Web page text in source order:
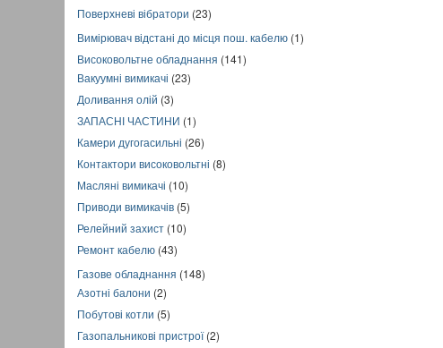
Поверхневі вібратори (23)
Вимірювач відстані до місця пош. кабелю (1)
Високовольтне обладнання (141)
Вакуумні вимикачі (23)
Доливання олій (3)
ЗАПАСНІ ЧАСТИНИ (1)
Камери дугогасильні (26)
Контактори високовольтні (8)
Масляні вимикачі (10)
Приводи вимикачів (5)
Релейний захист (10)
Ремонт кабелю (43)
Газове обладнання (148)
Азотні балони (2)
Побутові котли (5)
Газопальникові пристрої(2)